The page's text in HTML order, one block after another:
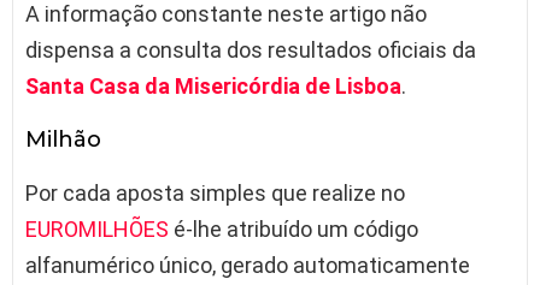
A informação constante neste artigo não
dispensa a consulta dos resultados oficiais da
Santa Casa da Misericórdia de Lisboa.
Milhão
Por cada aposta simples que realize no
EUROMILHÕES é-lhe atribuído um código
alfanumérico único, gerado automaticamente